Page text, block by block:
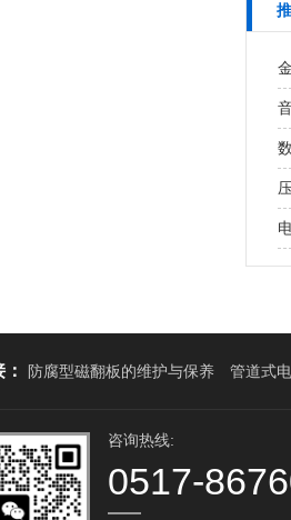
防腐型磁翻板的维护与保养 管道式
咨询热线:
0517-